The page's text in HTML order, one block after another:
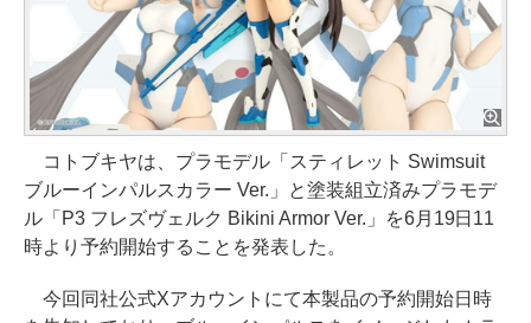
コトブキヤは、プラモデル「スティレット Swimsuit
ブルーインパルスカラー Ver.」と塗装組立済みプラモデ
ル「P3 フレズヴェルク Bikini Armor Ver.」を6月19日11
時より予約開始することを発表した。
今回同社公式Xアカウントにて本製品の予約開始日時